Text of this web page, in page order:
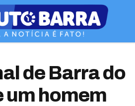
de Barra do
um homem